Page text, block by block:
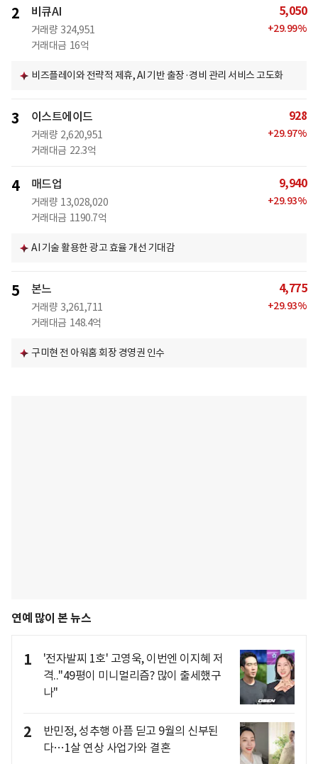
2 비큐AI
거래량 324,951
거래대금 16억
5,050
+29.99%
비즈플레이와 전략적 제휴, AI 기반 출장·경비 관리 서비스 고도화
3 이스트에이드
거래량 2,620,951
거래대금 22.3억
928
+29.97%
4 매드업
거래량 13,028,020
거래대금 1190.7억
9,940
+29.93%
AI 기술 활용한 광고 효율 개선 기대감
5 본느
거래량 3,261,711
거래대금 148.4억
4,775
+29.93%
구미현 전 아워홈 회장 경영권 인수
연예 많이 본 뉴스
1
'전자발찌 1호' 고영욱, 이번엔 이지혜 저
격.."49평이 미니멀리즘? 많이 출세했구
나"
2
반민정, 성추행 아픔 딛고 9월의 신부된
다…1살 연상 사업가와 결혼